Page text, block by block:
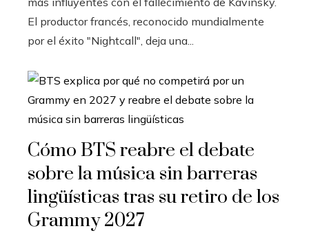
El productor francés, reconocido mundialmente
por el éxito "Nightcall", deja una...
Cómo BTS reabre el debate
sobre la música sin barreras
lingüísticas tras su retiro de los
Grammy 2027